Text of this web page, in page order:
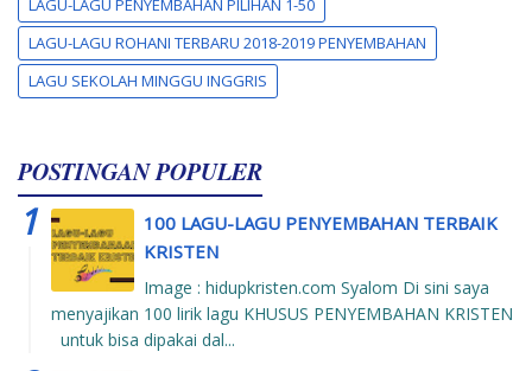
LAGU-LAGU PENYEMBAHAN PILIHAN 1-50
LAGU-LAGU ROHANI TERBARU 2018-2019 PENYEMBAHAN
LAGU SEKOLAH MINGGU INGGRIS
POSTINGAN POPULER
100 LAGU-LAGU PENYEMBAHAN TERBAIK
KRISTEN
Image : hidupkristen.com Syalom Di sini saya
menyajikan 100 lirik lagu KHUSUS PENYEMBAHAN KRISTEN
untuk bisa dipakai dal...